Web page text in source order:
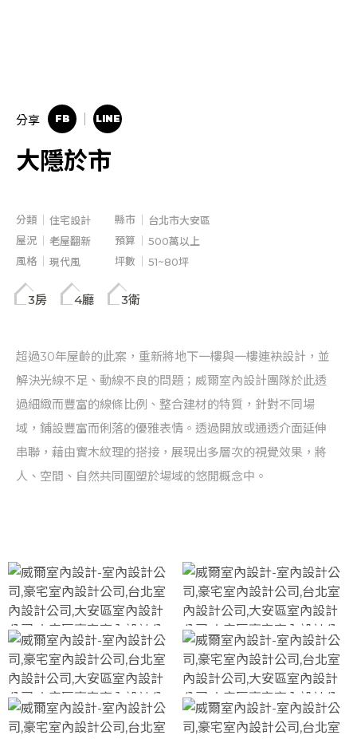
分享
大隱於市
分類
住宅設計
屋況
老屋翻新
風格
現代風
縣市
台北市大安區
預算
500萬以上
坪數
51~80坪
3房 4廳 3衛
超過30年屋齡的此案，重新將地下一樓與一樓連袂設計，並
解決光線不足、動線不良的問題；威爾室內設計團隊於此透
過細緻而豐富的線條比例、整合建材的特質，針對不同場
域，鋪設豐富而俐落的優雅表情。透過開放或通透介面延伸
串聯，藉由實木紋理的搭接，展現出多層次的視覺效果，將
人、空間、自然共同圍塑於場域的悠閒概念中。